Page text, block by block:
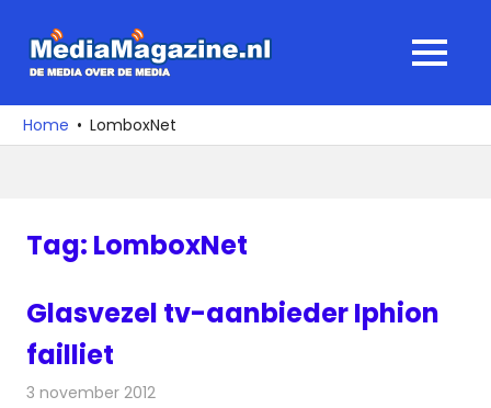
naar
media
over
MENU
Home LomboxNet
Tag: LomboxNet
Glasvezel tv-aanbieder Iphion
failliet
3 november 2012